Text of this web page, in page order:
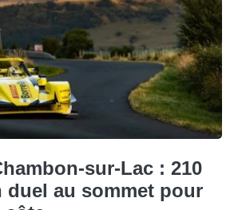
sur-Lac : 210
duel au sommet pour